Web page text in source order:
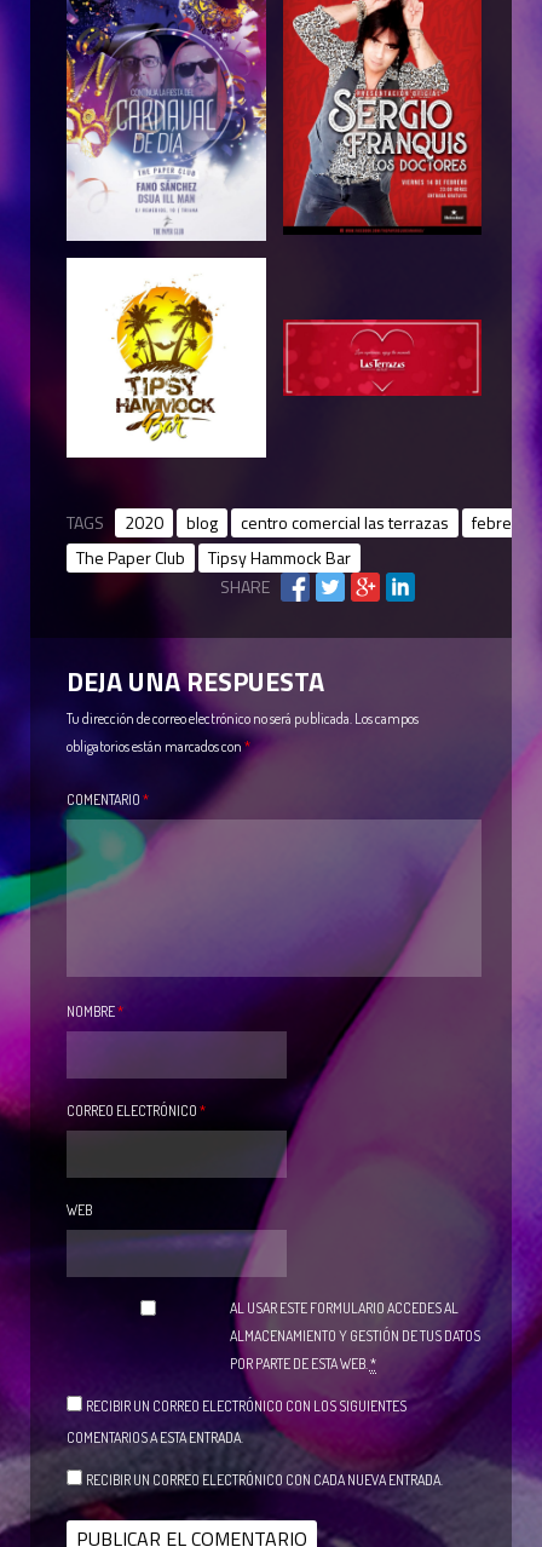
TAGS 2020 blog centro comercial las terrazas
febrero
The Paper Club
Tipsy Hammock Bar
SHARE
DEJA UNA RESPUESTA
Tu dirección de correo electrónico no será publicada. Los campos
obligatorios están marcados con *
COMENTARIO *
NOMBRE*
CORREO ELECTRÓNICO *
WEB
AL USAR ESTE FORMULARIO ACCEDES AL
ALMACENAMIENTO Y GESTIÓN DE TUS DATOS
POR PARTE DE ESTA WEB. *
RECIBIR UN CORREO ELECTRÓNICO CON LOS SIGUIENTES
COMENTARIOS A ESTA ENTRADA.
RECIBIR UN CORREO ELECTRÓNICO CON CADA NUEVA ENTRADA.